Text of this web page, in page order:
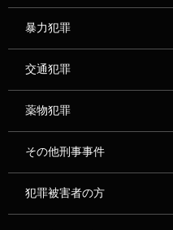
暴力犯罪
交通犯罪
薬物犯罪
その他刑事事件
犯罪被害者の方